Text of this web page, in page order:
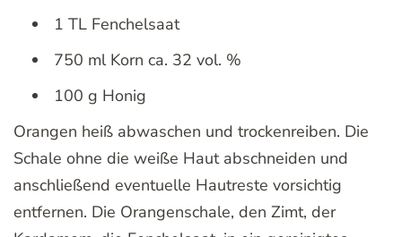
1 TL Fenchelsaat
750 ml Korn ca. 32 vol. %
100 g Honig
Orangen heiß abwaschen und trockenreiben. Die
Schale ohne die weiße Haut abschneiden und
anschließend eventuelle Hautreste vorsichtig
entfernen. Die Orangenschale, den Zimt, der